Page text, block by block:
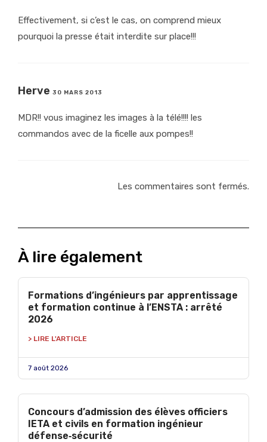
Effectivement, si c’est le cas, on comprend mieux
pourquoi la presse était interdite sur place!!!
Herve 30 MARS 2013
MDR!! vous imaginez les images à la télé!!!! les
commandos avec de la ficelle aux pompes!!
Les commentaires sont fermés.
À lire également
Formations d’ingénieurs par apprentissage
et formation continue à l’ENSTA : arrêté
2026
> LIRE L'ARTICLE
7 août 2026
Concours d’admission des élèves officiers
IETA et civils en formation ingénieur
défense‑sécurité